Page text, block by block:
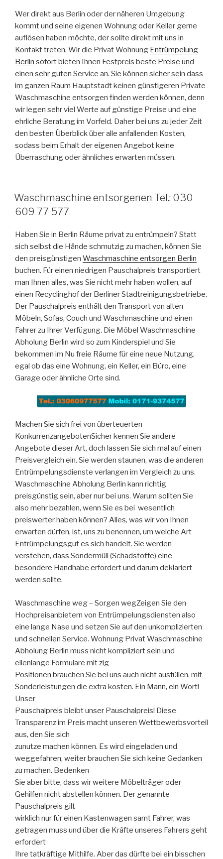
Wer direkt aus Berlin oder der näheren Umgebung
kommt und seine eigenen Wohnung oder Keller gerne
auflösen haben möchte, der sollte direkt mit uns in
Kontakt treten. Wir die Privat Wohnung Entrümpelung
Berlin sofort bieten Ihnen Festpreis beste Preise und
einen sehr guten Service an. Sie können sicher sein dass
im ganzen Raum Hauptstadt keinen günstigeren Private
Waschmaschine entsorgen finden werden können, denn
wir legen sehr viel Werte auf günstige Preise und eine
ehrliche Beratung im Vorfeld. Daher bei uns zu jeder Zeit
den besten Überblick über alle anfallenden Kosten,
sodass beim Erhalt der eigenen Angebot keine
Überraschung oder ähnliches erwarten müssen.
VERÖFFENTLICHT
AM
Waschmaschine entsorgenen Tel.: 030
609 77 577
Haben Sie in Berlin Räume privat zu entrümpeln? Statt
sich selbst die Hände schmutzig zu machen, können Sie
den preisgünstigen Waschmaschine entsorgen Berlin
buchen. Für einen niedrigen Pauschalpreis transportiert
man Ihnen alles, was Sie nicht mehr haben wollen, auf
einen Recyclinghof der Berliner Stadtreinigungsbetriebe.
Der Pauschalpreis enthält den Transport von alten
Möbeln, Sofas, Couch und Waschmaschine und einen
Fahrer zu Ihrer Verfügung. Die Möbel Waschmaschine
Abholung Berlin wird so zum Kinderspiel und Sie
bekommen im Nu freie Räume für eine neue Nutzung,
egal ob das eine Wohnung, ein Keller, ein Büro, eine
Garage oder ähnliche Orte sind.
Machen Sie sich frei von überteuerten
KonkurrenzangebotenSicher kennen Sie andere
Angebote dieser Art, doch lassen Sie sich mal auf einen
Preisvergleich ein. Sie werden staunen, was die anderen
Entrümpelungsdienste verlangen im Vergleich zu uns.
Waschmaschine Abholung Berlin kann richtig
preisgünstig sein, aber nur bei uns. Warum sollten Sie
also mehr bezahlen, wenn Sie es bei wesentlich
preiswerter haben können? Alles, was wir von Ihnen
erwarten dürfen, ist, uns zu benennen, um welche Art
Entrümpelungsgut es sich handelt. Sie werden
verstehen, dass Sondermüll (Schadstoffe) eine
besondere Handhabe erfordert und darum deklariert
werden sollte.
Waschmaschine weg – Sorgen wegZeigen Sie den
Hochpreisanbietern von Entrümpelungsdiensten also
eine lange Nase und setzen Sie auf den unkomplizierten
und schnellen Service. Wohnung Privat Waschmaschine
Abholung Berlin muss nicht kompliziert sein und
ellenlange Formulare mit zig
Positionen brauchen Sie bei uns auch nicht ausfüllen, mit
Sonderleistungen die extra kosten. Ein Mann, ein Wort!
Unser
Pauschalpreis bleibt unser Pauschalpreis! Diese
Transparenz im Preis macht unseren Wettbewerbsvorteil
aus, den Sie sich
zunutze machen können. Es wird eingeladen und
weggefahren, weiter brauchen Sie sich keine Gedanken
zu machen. Bedenken
Sie aber bitte, dass wir weitere Möbelträger oder
Gehilfen nicht abstellen können. Der genannte
Pauschalpreis gilt
wirklich nur für einen Kastenwagen samt Fahrer, was
getragen muss und über die Kräfte unseres Fahrers geht
erfordert
Ihre tatkräftige Mithilfe. Aber das dürfte bei ein bisschen